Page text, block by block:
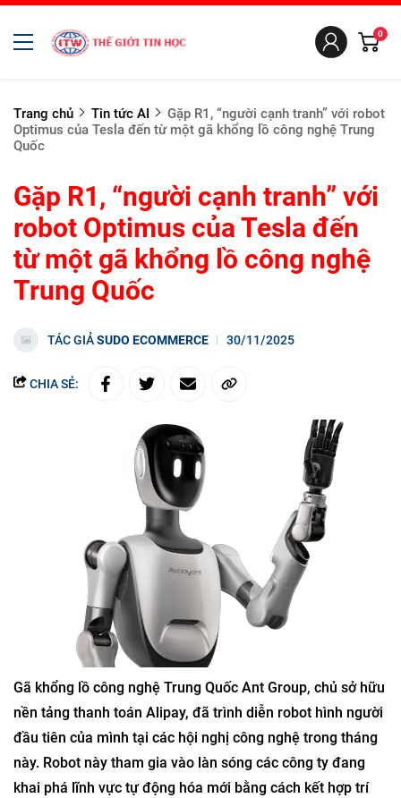
0
Trang chủ Tin tức AI
Gặp R1, “người cạnh tranh” với robot
Optimus của Tesla đến từ một gã khổng lồ công nghệ Trung
Quốc
Gặp R1, “người cạnh tranh” với
robot Optimus của Tesla đến
từ một gã khổng lồ công nghệ
Trung Quốc
TÁC GIẢSUDO ECOMMERCE 30/11/2025
CHIA SẺ:
Gã khổng lồ công nghệ Trung Quốc Ant Group, chủ sở hữu
nền tảng thanh toán Alipay, đã trình diễn robot hình người
đầu tiên của mình tại các hội nghị công nghệ trong tháng
này. Robot này tham gia vào làn sóng các công ty đang
khai phá lĩnh vực tự động hóa mới bằng cách kết hợp trí